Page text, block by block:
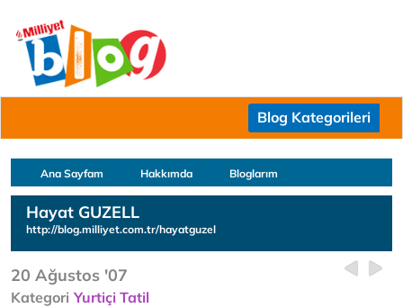
Blog Kategorileri
Ana Sayfam Hakkımda Bloglarım
Hayat GUZELL
http://blog.milliyet.com.tr/hayatguzel
20 Ağustos '07
Kategori Yurtiçi Tatil